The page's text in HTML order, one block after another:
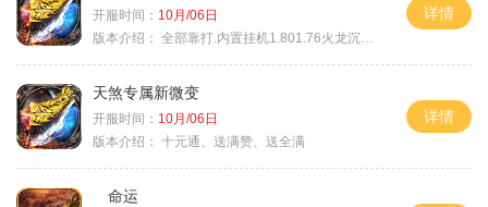
开服时间： 10月/06日
版本介绍： 全部靠打.内置挂机1.801.76火龙沉默微变
详情
天煞专属新微变
开服时间： 10月/06日
版本介绍： 十元通、送满赞、送全满
详情
命运